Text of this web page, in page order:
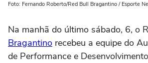
Foto: Fernando Roberto/Red Bull Bragantino / Esporte
Na manhã do último sábado, 6, o
Bragantino recebeu a equipe do
de Performance e